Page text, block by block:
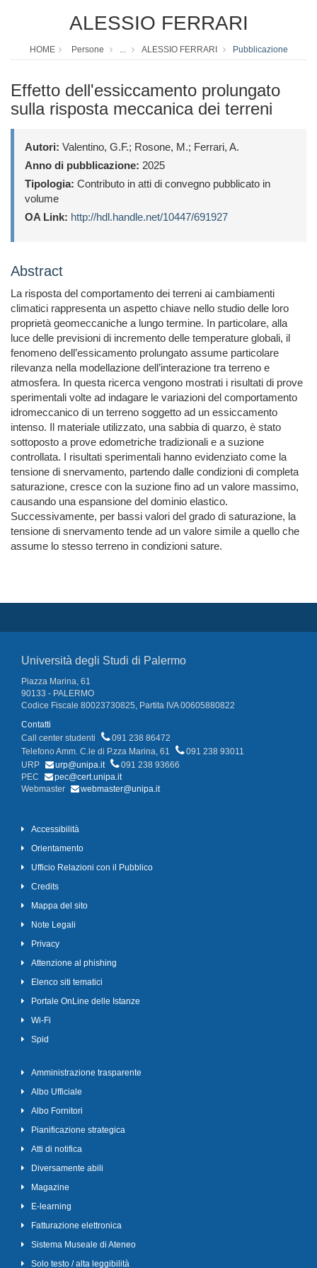
ALESSIO FERRARI
HOME Persone ... ALESSIO FERRARI Pubblicazione
Effetto dell'essiccamento prolungato
sulla risposta meccanica dei terreni
Autori: Valentino, G.F.; Rosone, M.; Ferrari, A.
Anno di pubblicazione: 2025
Tipologia: Contributo in atti di convegno pubblicato in
volume
OA Link: http://hdl.handle.net/10447/691927
Abstract
La risposta del comportamento dei terreni ai cambiamenti
climatici rappresenta un aspetto chiave nello studio delle loro
proprietà geomeccaniche a lungo termine. In particolare, alla
luce delle previsioni di incremento delle temperature globali, il
fenomeno dell’essicamento prolungato assume particolare
rilevanza nella modellazione dell’interazione tra terreno e
atmosfera. In questa ricerca vengono mostrati i risultati di prove
sperimentali volte ad indagare le variazioni del comportamento
idromeccanico di un terreno soggetto ad un essiccamento
intenso. Il materiale utilizzato, una sabbia di quarzo, è stato
sottoposto a prove edometriche tradizionali e a suzione
controllata. I risultati sperimentali hanno evidenziato come la
tensione di snervamento, partendo dalle condizioni di completa
saturazione, cresce con la suzione fino ad un valore massimo,
causando una espansione del dominio elastico.
Successivamente, per bassi valori del grado di saturazione, la
tensione di snervamento tende ad un valore simile a quello che
assume lo stesso terreno in condizioni sature.
Università degli Studi di Palermo
Piazza Marina, 61
90133 - PALERMO
Codice Fiscale 80023730825, Partita IVA 00605880822
Contatti
Call center studenti
091 238 86472
Telefono Amm. C.le di P.zza Marina, 61
091 238 93011
URP
urp@unipa.it
091 238 93666
PEC
pec@cert.unipa.it
Webmaster
webmaster@unipa.it
Accessibilità
Orientamento
Ufficio Relazioni con il Pubblico
Credits
Mappa del sito
Note Legali
Privacy
Attenzione al phishing
Elenco siti tematici
Portale OnLine delle Istanze
Wi-Fi
Spid
Amministrazione trasparente
Albo Ufficiale
Albo Fornitori
Pianificazione strategica
Atti di notifica
Diversamente abili
Magazine
E-learning
Fatturazione elettronica
Sistema Museale di Ateneo
Solo testo / alta leggibilità